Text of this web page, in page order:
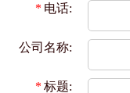
* 电话:
公司名称:
* 标题: